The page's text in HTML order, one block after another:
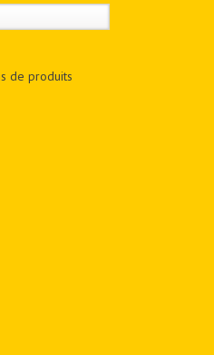
BOOKS
PDF
de produits